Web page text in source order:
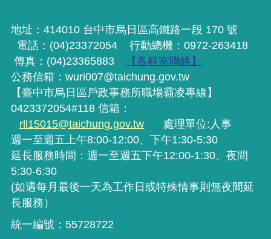
地址：414010 台中市烏日區高鐵路一段 170 號
電話：(04)23372054 行動總機 ：0972-263418
傳真：(04)23365883
【各科室聯絡】
公務信箱：wuri007@taichung.gov.tw
【臺中市烏日區戶政事務所職場霸凌專線】
0423372054#118 信箱：
rll15015@taichung.gov.tw
處理單位:人事
週一至週五上午8:00-12:00、下午1:30-5:30
延長服務時間：週一至週五下午12:00-1:30、夜間
5:30-6:30
(如遇每月最後一天為工作日或特殊情事則無夜間延
長服務）
統一編號：55728722